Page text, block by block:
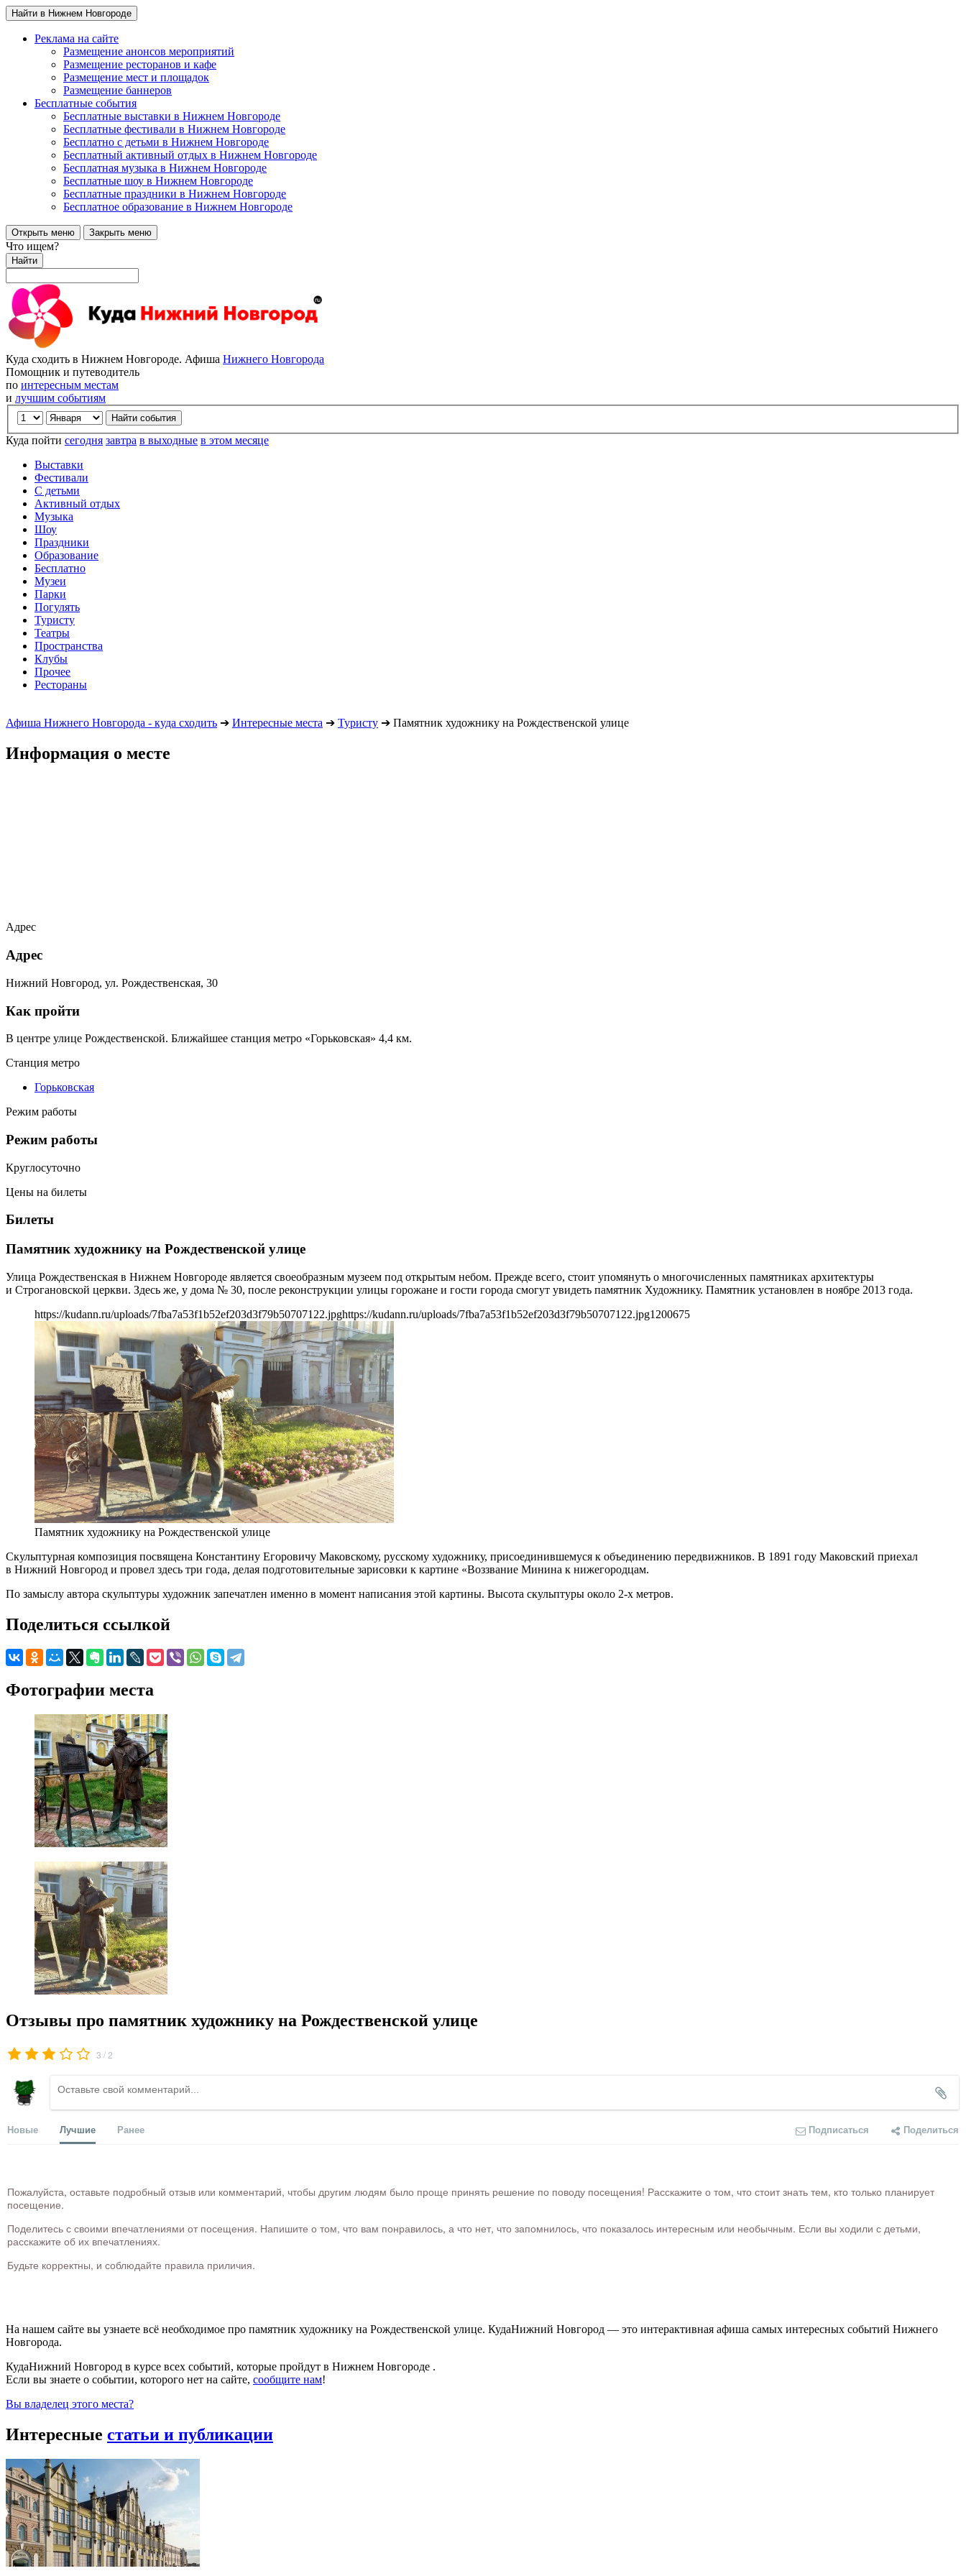
Найти в Нижнем Новгороде
Реклама на сайте
Размещение анонсов мероприятий
Размещение ресторанов и кафе
Размещение мест и площадок
Размещение баннеров
Бесплатные события
Бесплатные выставки в Нижнем Новгороде
Бесплатные фестивали в Нижнем Новгороде
Бесплатно с детьми в Нижнем Новгороде
Бесплатный активный отдых в Нижнем Новгороде
Бесплатная музыка в Нижнем Новгороде
Бесплатные шоу в Нижнем Новгороде
Бесплатные праздники в Нижнем Новгороде
Бесплатное образование в Нижнем Новгороде
Открыть меню Закрыть меню
Что ищем?
Найти
Куда сходить в Нижнем Новгороде. Афиша Нижнего Новгорода
Помощник и путеводитель
по интересным местам
и лучшим событиям
Куда пойти сегодня завтра в выходные в этом месяце
Выставки
Фестивали
С детьми
Активный отдых
Музыка
Шоу
Праздники
Образование
Бесплатно
Музеи
Парки
Погулять
Туристу
Театры
Пространства
Клубы
Прочее
Рестораны
Афиша Нижнего Новгорода - куда сходить ➔ Интересные места ➔ Туристу ➔ Памятник художнику на Рождественской улице
Информация о месте
Адрес
Адрес
Нижний Новгород, ул. Рождественская, 30
Как пройти
В центре улице Рождественской. Ближайшее станция метро «Горьковская» 4,4 км.
Станция метро
Горьковская
Режим работы
Режим работы
Круглосуточно
Цены на билеты
Билеты
Памятник художнику на Рождественской улице
Улица Рождественская в Нижнем Новгороде является своеобразным музеем под открытым небом. Прежде всего, стоит упомянуть о многочисленных памятниках архитектуры
и Строгановской церкви. Здесь же, у дома № 30, после реконструкции улицы горожане и гости города смогут увидеть памятник Художнику. Памятник установлен в ноябре 2013 года.
https://kudann.ru/uploads/7fba7a53f1b52ef203d3f79b50707122.jpghttps://kudann.ru/uploads/7fba7a53f1b52ef203d3f79b50707122.jpg1200675
Памятник художнику на Рождественской улице
Скульптурная композиция посвящена Константину Егоровичу Маковскому, русскому художнику, присоединившемуся к объединению передвижников. В 1891 году Маковский приехал
в Нижний Новгород и провел здесь три года, делая подготовительные зарисовки к картине «Воззвание Минина к нижегородцам.
По замыслу автора скульптуры художник запечатлен именно в момент написания этой картины. Высота скульптуры около 2-х метров.
Поделиться ссылкой
Фотографии места
Отзывы про памятник художнику на Рождественской улице
3 /2
Новые Лучшие Ранее Подписаться Поделиться
Пожалуйста, оставьте подробный отзыв или комментарий, чтобы другим людям было проще принять решение по поводу посещения! Расскажите о том, что стоит знать тем, кто только планирует
посещение.
Поделитесь с своими впечатлениями от посещения. Напишите о том, что вам понравилось, а что нет, что запомнилось, что показалось интересным или необычным. Если вы ходили с детьми,
расскажите об их впечатлениях.
Будьте корректны, и соблюдайте правила приличия.
На нашем сайте вы узнаете всё необходимое про памятник художнику на Рождественской улице. КудаНижний Новгород — это интерактивная афиша самых интересных событий Нижнего
Новгорода.
КудаНижний Новгород в курсе всех событий, которые пройдут в Нижнем Новгороде .
Если вы знаете о событии, которого нет на сайте, сообщите нам!
Вы владелец этого места?
Интересные статьи и публикации